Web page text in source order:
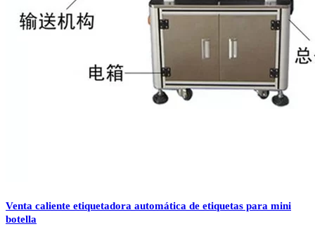
Venta caliente etiquetadora automática de etiquetas para mini
botella